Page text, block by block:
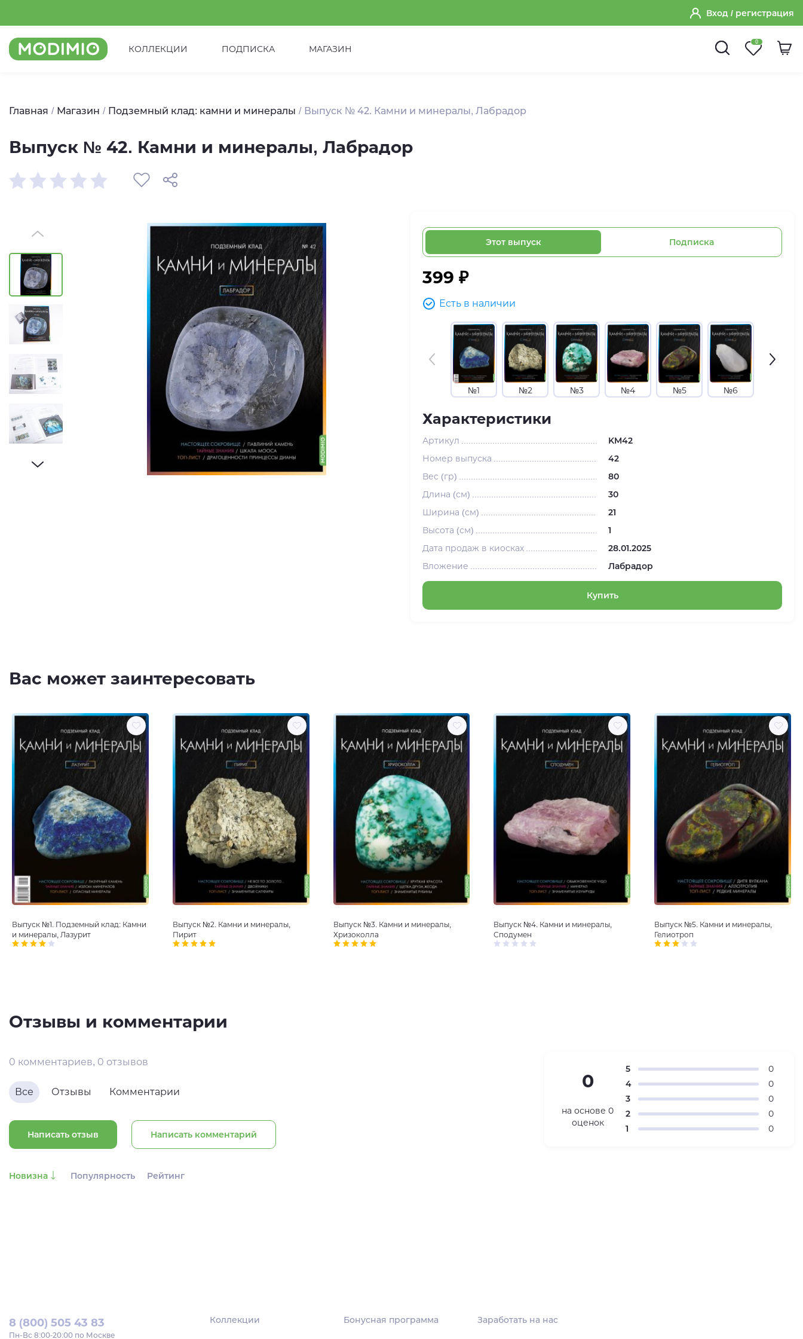
Вход / регистрация
КОЛЛЕКЦИИ ПОДПИСКА МАГАЗИН
0
Главная Магазин Подземный клад: камни и минералы Выпуск № 42. Камни и минералы, Лабрадор
Выпуск № 42. Камни и минералы, Лабрадор
Этот выпуск Подписка
399 ₽
Есть в наличии
№1 №2 №3 №4 №5 №6
Характеристики
Артикул
KM42
Номер выпуска
42
Вес (гр)
80
Длина (см)
30
Ширина (см)
21
Высота (см)
1
Дата продаж в киосках
28.01.2025
Вложение
Лабрадор
Купить
Вас может заинтересовать
Выпуск №1. Подземный клад: Камни
и минералы, Лазурит
Выпуск №2. Камни и минералы,
Пирит
Выпуск №3. Камни и минералы,
Хризоколла
Выпуск №4. Камни и минералы,
Сподумен
Выпуск №5. Камни и минералы,
Гелиотроп
Отзывы и комментарии
0 комментариев, 0 отзывов
Все Отзывы Комментарии
Написать отзыв Написать комментарий
Новизна Популярность Рейтинг
0
на основе 0
оценок
5
0
4
0
3
0
2
0
1
0
8 (800) 505 43 83
Пн‑Вс 8:00-20:00 по Москве
Коллекции Бонусная программа Заработать на нас